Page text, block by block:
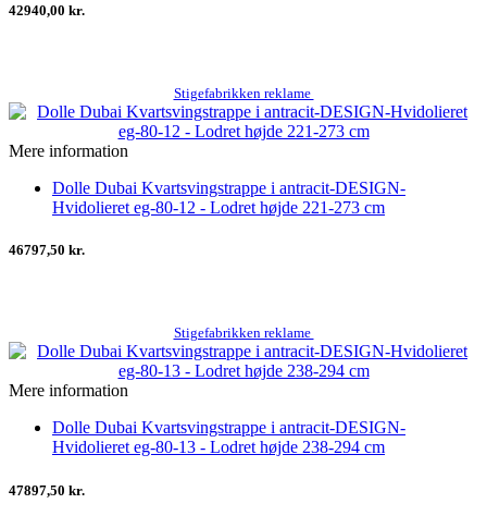
42940,00 kr.
Stigefabrikken reklame
Mere information
Dolle Dubai Kvartsvingstrappe i antracit-DESIGN-
Hvidolieret eg-80-12 - Lodret højde 221-273 cm
46797,50 kr.
Stigefabrikken reklame
Mere information
Dolle Dubai Kvartsvingstrappe i antracit-DESIGN-
Hvidolieret eg-80-13 - Lodret højde 238-294 cm
47897,50 kr.